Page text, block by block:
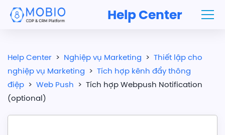
Help Center
Help Center > Nghiệp vụ Marketing > Thiết lập cho
nghiệp vụ Marketing > Tích hợp kênh đẩy thông
điệp > Web Push > Tích hợp Webpush Notification
(optional)